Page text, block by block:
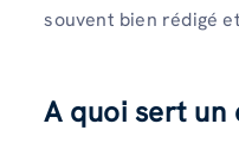
souvent bien rédigé
A quoi sert un